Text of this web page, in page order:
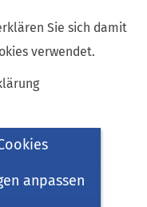
Sie sich damit
verwendet.
anpassen